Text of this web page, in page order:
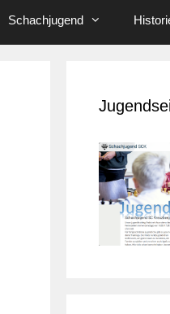
Schachjugend